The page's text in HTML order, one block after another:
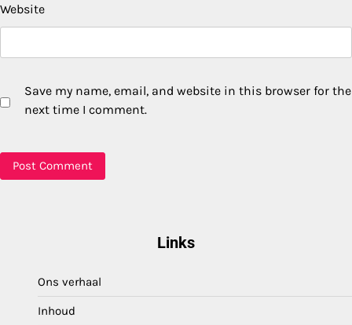
Website
Save my name, email, and website in this browser for the
next time I comment.
Links
Ons verhaal
Inhoud